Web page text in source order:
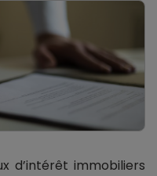
d’intérêt immobiliers